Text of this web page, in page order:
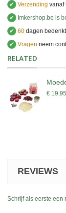
✔ Verzending vanaf
✔
Imkershop.be is
✔ 60 dagen
✔ Vragen neem
RELATED
€ 19,95
REVIEWS
Schrijf als eerste een